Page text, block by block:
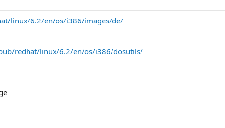
linux/6.2/en/os/i386/images/de/
redhat/linux/6.2/en/os/i386/dosutils/